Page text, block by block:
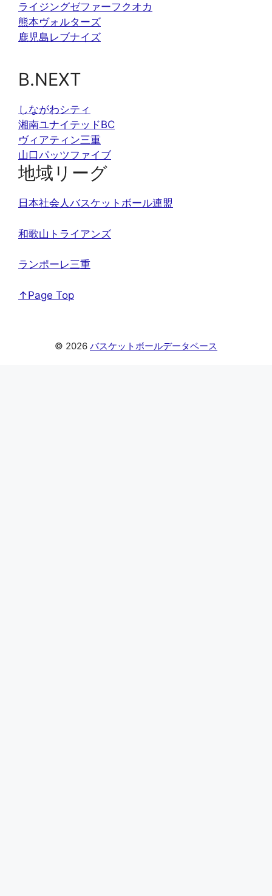
ライジングゼファーフクオカ
熊本ヴォルターズ
鹿児島レブナイズ
B.NEXT
しながわシティ
湘南ユナイテッドBC
ヴィアティン三重
山口パッツファイブ
地域リーグ
日本社会人バスケットボール連盟
和歌山トライアンズ
ランポーレ三重
↑Page Top
© 2026 バスケットボールデータベース